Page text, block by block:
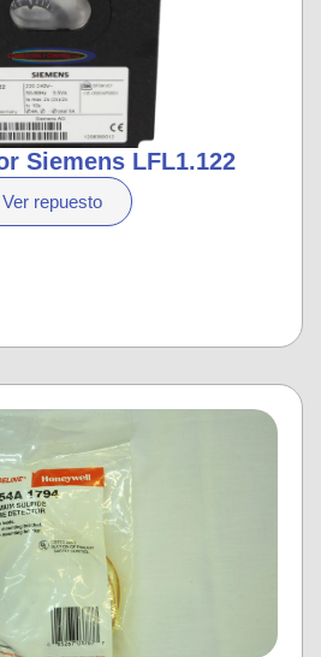
Siemens LFL1.122
Ver repuesto